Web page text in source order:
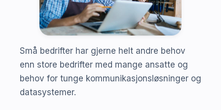
Små bedrifter har gjerne helt andre behov
enn store bedrifter med mange ansatte og
behov for tunge kommunikasjonsløsninger og
datasystemer.